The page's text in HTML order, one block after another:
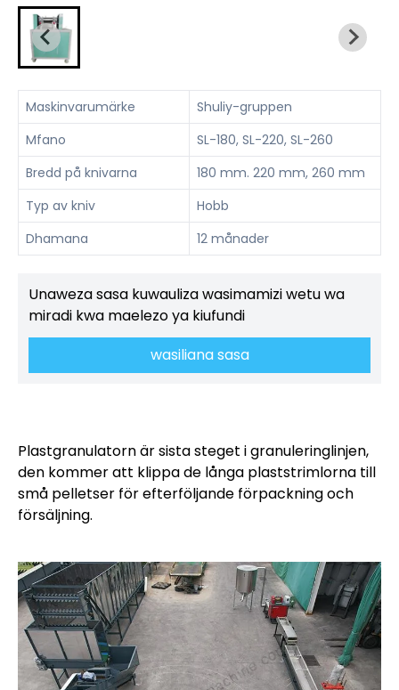
Maskinvarumärke
Shuliy-gruppen
Mfano
SL-180, SL-220, SL-260
Bredd på knivarna
180 mm. 220 mm, 260 mm
Typ av kniv
Hobb
Dhamana
12 månader
Unaweza sasa kuwauliza wasimamizi wetu wa
miradi kwa maelezo ya kiufundi
wasiliana sasa
Plastgranulatorn är sista steget i granuleringlinjen,
den kommer att klippa de långa plaststrimlorna till
små pelletser för efterföljande förpackning och
försäljning.